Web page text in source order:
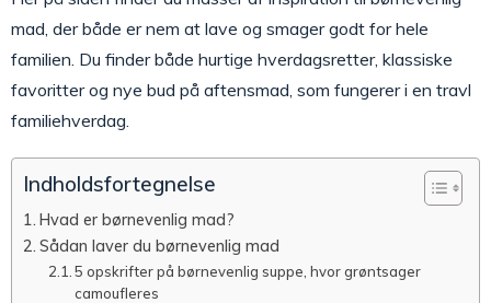
mad, der både er nem at lave og smager godt for hele
familien. Du finder både hurtige hverdagsretter, klassiske
favoritter og nye bud på aftensmad, som fungerer i en travl
familiehverdag.
Indholdsfortegnelse
Hvad er børnevenlig mad?
Sådan laver du børnevenlig mad
5 opskrifter på børnevenlig suppe, hvor grøntsager
camoufleres